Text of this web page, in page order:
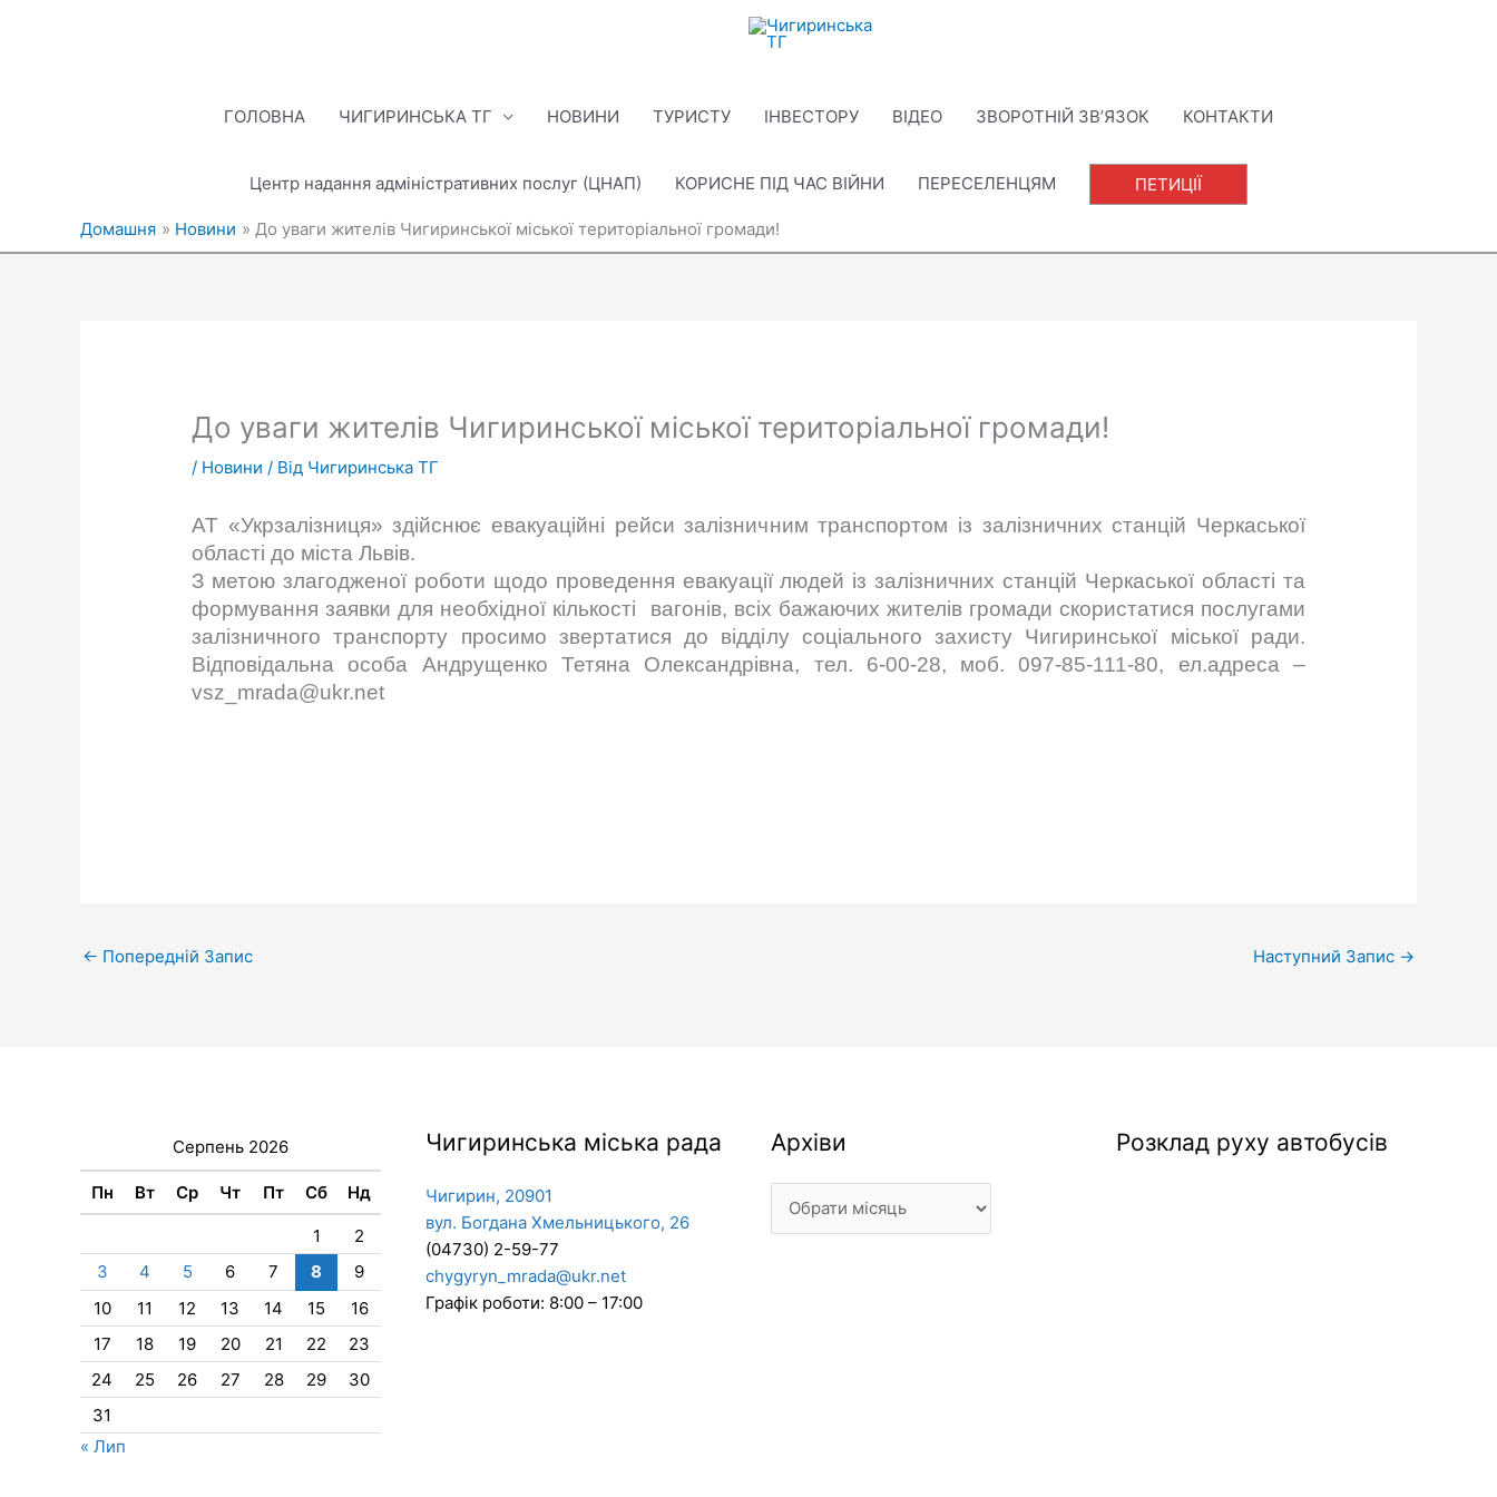
ГОЛОВНА ЧИГИРИНСЬКА ТГ НОВИНИ ТУРИСТУ ІНВЕСТОРУ ВІДЕО ЗВОРОТНІЙ ЗВ’ЯЗОК КОНТАКТИ
Центр надання адміністративних послуг (ЦНАП) КОРИСНЕ ПІД ЧАС ВІЙНИ ПЕРЕСЕЛЕНЦЯМ ПЕТИЦІЇ
Домашня Новини До уваги жителів Чигиринської міської територіальної громади!
До уваги жителів Чигиринської міської територіальної громади!
/ Новини / Від Чигиринська ТГ
АТ «Укрзалізниця» здійснює евакуаційні рейси залізничним транспортом із залізничних станцій Черкаської
області до міста Львів.
З метою злагодженої роботи щодо проведення евакуації людей із залізничних станцій Черкаської області та
формування заявки для необхідної кількості вагонів, всіх бажаючих жителів громади скористатися послугами
залізничного транспорту просимо звертатися до відділу соціального захисту Чигиринської міської ради.
Відповідальна особа Андрущенко Тетяна Олександрівна, тел. 6-00-28, моб. 097-85-111-80, ел.адреса –
vsz_mrada@ukr.net
← Попередній Запис Наступний Запис →
Серпень 2026
Пн Вт Ср Чт Пт Сб Нд
1
2
3
4 5 6 7 8
9
10
11 12 13 14 15
16
17
18 19 20 21 22
23
24
25 26 27 28 29
30
31
« Лип
Чигиринська міська рада
Чигирин, 20901
вул. Богдана Хмельницького, 26
(04730) 2-59-77
chygyryn_mrada@ukr.net
Графік роботи: 8:00 – 17:00
Архіви
Архіви Розклад руху автобусів